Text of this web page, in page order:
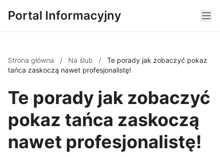
Portal Informacyjny
Strona główna / Na ślub /
Te porady jak zobaczyć pokaz
tańca zaskoczą nawet profesjonalistę!
Te porady jak zobaczyć
pokaz tańca zaskoczą
nawet profesjonalistę!